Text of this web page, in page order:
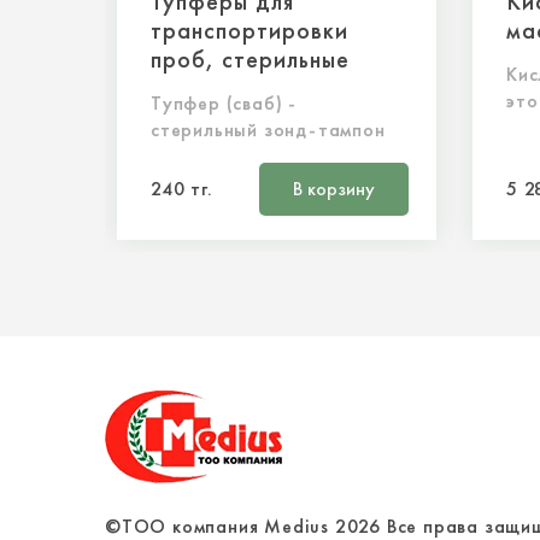
транспортировки
проб, стерильные
Тупфер (сваб) -
стерильный зонд-тампон
240 тг. В корзину 5
©ТОО компания Medius 2026 Все права